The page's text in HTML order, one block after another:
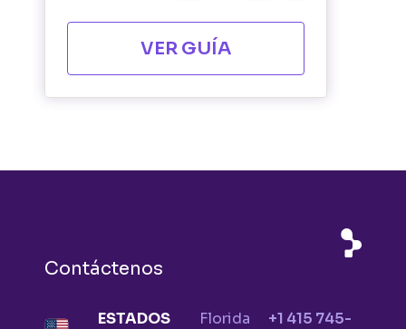
VER GUÍA
Contáctenos
ESTADOS
Florida
+1 415 745-